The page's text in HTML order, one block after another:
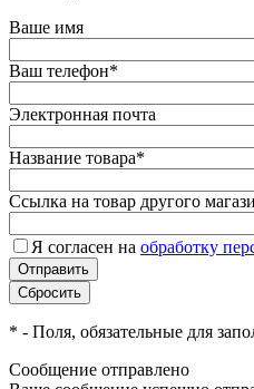
Ваше имя
Ваш телефон*
Электронная почта
Название товара*
Ссылка на товар другого
Я согласен на обработку
* - Поля, обязательные для
Сообщение отправлено